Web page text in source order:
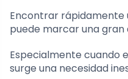
Encontrar
puede marcar una gran
Especialmente cuando
surge una necesidad